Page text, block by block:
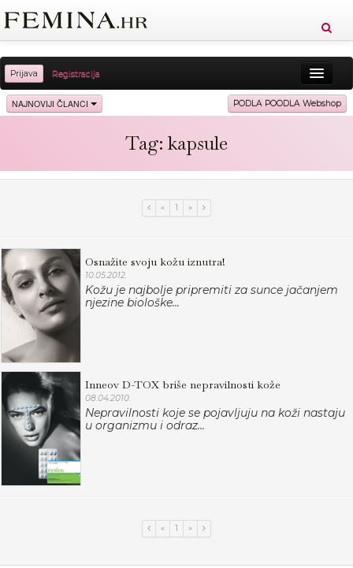
Prijava Registracija
Sreća Zdravlje Vitkost
Relax Putovanja
NAJNOVIJI ČLANCI PODLA POODLA Webshop
Tag: kapsule
« 1 »
Osnažite svoju kožu iznutra!
10.05.2012.
Kožu je najbolje pripremiti za sunce jačanjem
njezine biološke...
Inneov D-TOX briše nepravilnosti kože
08.04.2010.
Nepravilnosti koje se pojavljuju na koži nastaju
u organizmu i odraz...
« 1 »